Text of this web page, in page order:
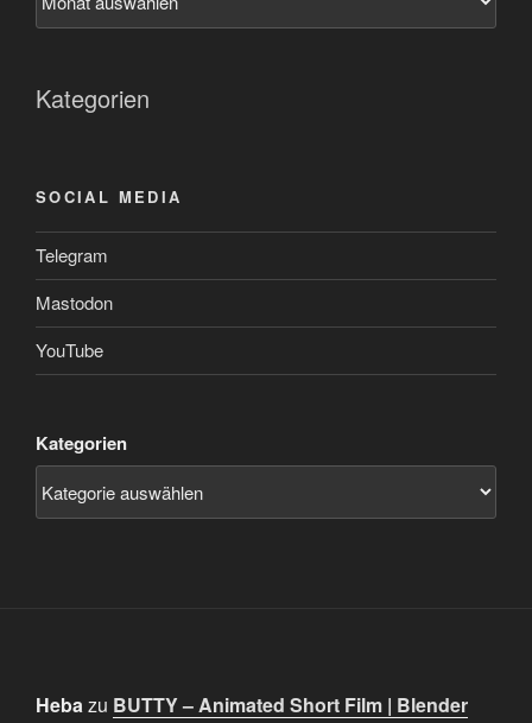
Kategorien
SOCIAL MEDIA
Telegram
Mastodon
YouTube
Kategorien
Hebazu BUTTY – Animated Short Film | Blender